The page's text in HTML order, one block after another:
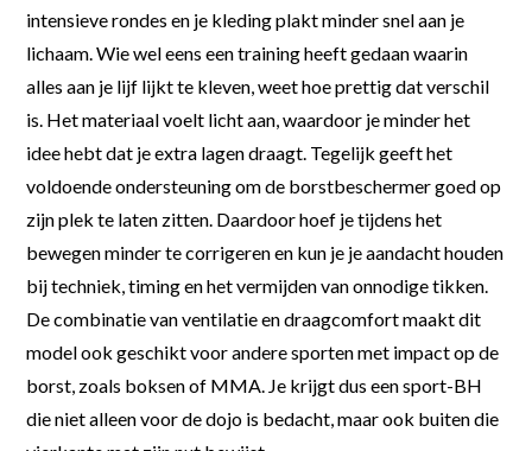
intensieve rondes en je kleding plakt minder snel aan je
lichaam. Wie wel eens een training heeft gedaan waarin
alles aan je lijf lijkt te kleven, weet hoe prettig dat verschil
is. Het materiaal voelt licht aan, waardoor je minder het
idee hebt dat je extra lagen draagt. Tegelijk geeft het
voldoende ondersteuning om de borstbeschermer goed op
zijn plek te laten zitten. Daardoor hoef je tijdens het
bewegen minder te corrigeren en kun je je aandacht houden
bij techniek, timing en het vermijden van onnodige tikken.
De combinatie van ventilatie en draagcomfort maakt dit
model ook geschikt voor andere sporten met impact op de
borst, zoals boksen of MMA. Je krijgt dus een sport-BH
die niet alleen voor de dojo is bedacht, maar ook buiten die